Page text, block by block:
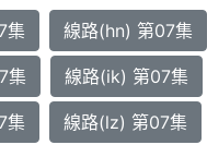
集
線路(hn) 第07集
集 線路(ik) 第07集
集 線路(lz) 第07集